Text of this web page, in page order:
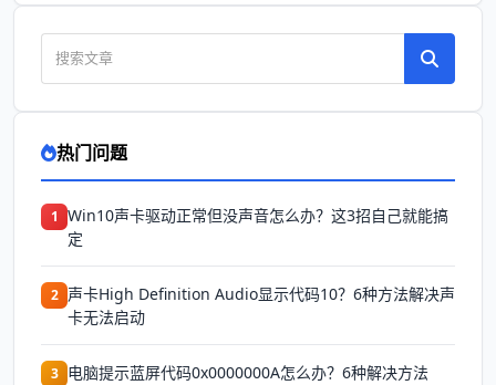
热门问题
1 Win10声卡驱动正常但没声音怎么办？这3招自己就能搞
定
2 声卡High Definition Audio显示代码10？6种方法解决声
卡无法启动
3 电脑提示蓝屏代码0x0000000A怎么办？6种解决方法